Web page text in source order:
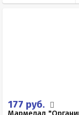
177 руб.